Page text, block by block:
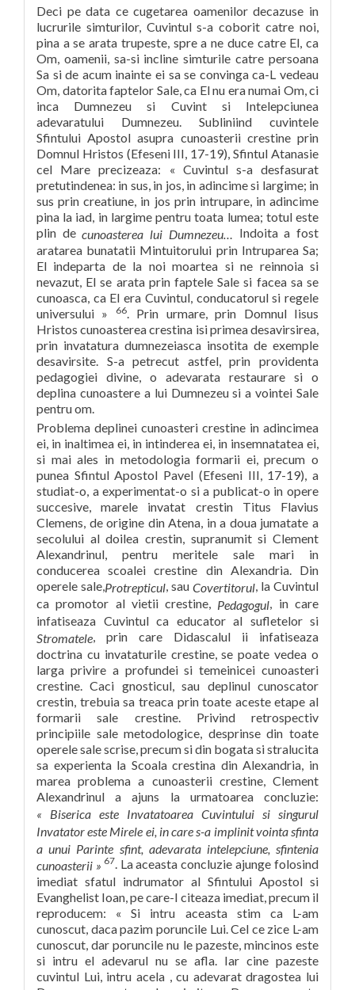
Deci pe data ce cugetarea oamenilor decazuse in
lucrurile simturilor, Cuvintul s-a coborit catre noi,
pina a se arata trupeste, spre a ne duce catre El, ca
Om, oamenii, sa-si incline simturile catre persoana
Sa si de acum inainte ei sa se convinga ca-L vedeau
Om, datorita faptelor Sale, ca El nu era numai Om, ci
inca Dumnezeu si Cuvint si Intelepciunea
adevaratului Dumnezeu. Subliniind cuvintele
Sfintului Apostol asupra cunoasterii crestine prin
Domnul Hristos (Efeseni III, 17-19), Sfintul Atanasie
cel Mare precizeaza: « Cuvintul s-a desfasurat
pretutindenea: in sus, in jos, in adincime si largime; in
sus prin creatiune, in jos prin intrupare, in adincime
pina la iad, in largime pentru toata lumea; totul este
plin decunoasterea lui Dumnezeu…
Indoita a fost
aratarea bunatatii Mintuitorului prin Intruparea Sa;
El indeparta de la noi moartea si ne reinnoia si
nevazut, El se arata prin faptele Sale si facea sa se
cunoasca, ca El era Cuvintul, conducatorul si regele
universului »
66. Prin urmare, prin Domnul Iisus
Hristos cunoasterea crestina isi primea desavirsirea,
prin invatatura dumnezeiasca insotita de exemple
desavirsite. S-a petrecut astfel, prin providenta
pedagogiei divine, o adevarata restaurare si o
deplina cunoastere a lui Dumnezeu si a vointei Sale
pentru om.
Problema deplinei cunoasteri crestine in adincimea
ei, in inaltimea ei, in intinderea ei, in insemnatatea ei,
si mai ales in metodologia formarii ei, precum o
punea Sfintul Apostol Pavel (Efeseni III, 17-19), a
studiat-o, a experimentat-o si a publicat-o in opere
succesive, marele invatat crestin Titus Flavius
Clemens, de origine din Atena, in a doua jumatate a
secolului al doilea crestin, supranumit si Clement
Alexandrinul, pentru meritele sale mari in
conducerea scoalei crestine din Alexandria. Din
operele sale, Protrepticul , sau Covertitorul , la Cuvintul
ca promotor al vietii crestine, Pedagogul , in care
infatiseaza Cuvintul ca educator al sufletelor si
Stromatele , prin care Didascalul ii infatiseaza
doctrina cu invataturile crestine, se poate vedea o
larga privire a profundei si temeinicei cunoasteri
crestine. Caci gnosticul, sau deplinul cunoscator
crestin, trebuia sa treaca prin toate aceste etape al
formarii sale crestine. Privind retrospectiv
principiile sale metodologice, desprinse din toate
operele sale scrise, precum si din bogata si stralucita
sa experienta la Scoala crestina din Alexandria, in
marea problema a cunoasterii crestine, Clement
Alexandrinul a ajuns la urmatoarea concluzie:
« Biserica este Invatatoarea Cuvintului si singurul
Invatator este Mirele ei, in care s-a implinit vointa sfinta
a unui Parinte sfint, adevarata intelepciune, sfintenia
cunoasterii » 67. La aceasta concluzie ajunge folosind
imediat sfatul indrumator al Sfintului Apostol si
Evanghelist Ioan, pe care-l citeaza imediat, precum il
reproducem: « Si intru aceasta stim ca L-am
cunoscut, daca pazim poruncile Lui. Cel ce zice L-am
cunoscut, dar poruncile nu le pazeste, mincinos este
si intru el adevarul nu se afla. Iar cine pazeste
cuvintul Lui, intru acela , cu adevarat dragostea lui